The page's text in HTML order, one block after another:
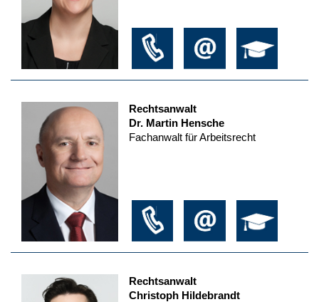
Rechtsanwalt
Dr. Martin Hensche
Fachanwalt für Arbeitsrecht
Rechtsanwalt
Christoph Hildebrandt